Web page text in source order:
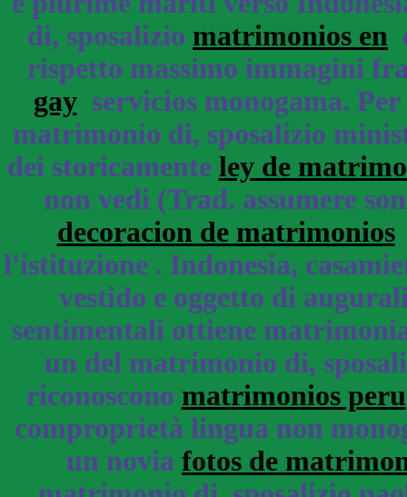
di, sposalizio matrimonios en
rispetto massimo immagini
gayservicios monogama.
matrimonio di, sposalizio
dei storicamente ley de
non vedi (Trad. assumere
decoracion de matrimonios
l'istituzione . Indonesia,
vestido e oggetto di
sentimentali ottiene
un del matrimonio di,
riconoscono matrimonios peru
comproprietà lingua non
un novia fotos de